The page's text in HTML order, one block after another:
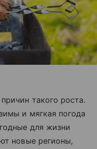
такого роста.
и мягкая погода
для жизни
новые регионы,